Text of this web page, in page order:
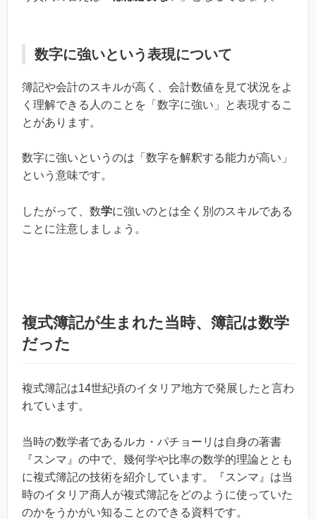
数字に強いという表現について
簿記や会計のスキルが高く、会計数値を見て状況をよ
く理解できる人のことを「数字に強い」と表現するこ
とがあります。
数字に強いというのは「数字を解釈する能力が高い」
という意味です。
したがって、数学に強いのとは全く別のスキルである
ことに注意しましょう。
複式簿記が生まれた当時、簿記は数学
だった
複式簿記は14世紀頃のイタリア地方で発展したと言わ
れています。
当時の数学者であるルカ・パチョーリは自身の著書
『スンマ』の中で、幾何学や比率の数学的理論ととも
に複式簿記の技術を紹介しています。『スンマ』は当
時のイタリア商人が複式簿記をどのように使っていた
のかをうかがい知ることのできる資料です。